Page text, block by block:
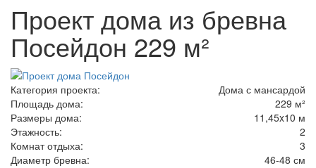
Проект дома из бревна
Посейдон 229 м²
Категория проекта:
Дома с мансардой
Площадь дома:
229 м²
Размеры дома:
11,45x10 м
Этажность:
2
Комнат отдыха:
3
Диаметр бревна:
46-48 см